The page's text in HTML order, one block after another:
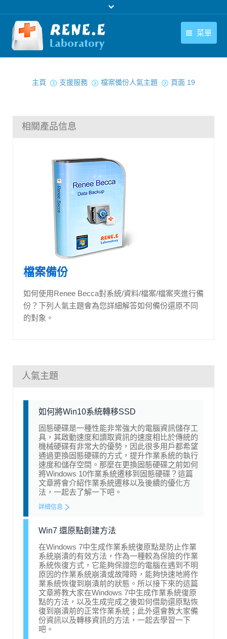
菜單
下載中心
關於我們
繁體中文
主頁 支援服務 檔案備份人氣主題 頁面 19
相關產品信息
檔案備份
如何使用Renee Becca對系統/資料/檔案/檔案夾進行備
份？下列人氣主題會為您詳細解答如何備份還原不同
的對象。
人氣主題
如何將Win10系統轉移SSD
固態硬碟是一種性能非常強大的電腦資訊儲存工
具，其啟動速度和讀取資訊的速度相比於傳統的
機械硬碟有非常大的優勢，因此很多用戶都希望
通過更換固態硬碟的方式，提升作業系統的執行
速度和儲存空間。那麼在更換固態硬碟之前如何
將Windows 10作業系統遷移到固態硬碟？這篇
文章將會介紹作業系統遷移以及後續的優化方
法，一起去了解一下吧。
詳細信息
Win7 還原點創建方法
在Windows 7中生成作業系統復原點是防止作業
系統崩潰的有效方法，作為一種較為保險的作業
系統恢復方式，它能夠保證您的電腦在遇到不明
原因的作業系統崩潰或故障時，能夠快速地將作
業系統恢復到崩潰前的狀態。所以接下來的這篇
文章將教大家在Windows 7中生成作業系統復原
點的方法，以及生成完成之後如何借助還原點恢
復到崩潰前的正常作業系統；此外還會教大家備
份資訊以及轉移資訊的方法，一起去學習一下
吧。